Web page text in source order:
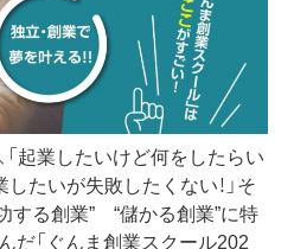
起業したいけど何をしたらい
したいが失敗したくない！」そ
する創業” “儲かる創業”に特
だ「ぐんま創業スクール202